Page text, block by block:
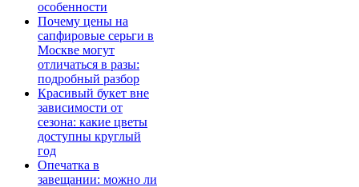
особенности
Почему цены на
сапфировые серьги в
Москве могут
отличаться в разы:
подробный разбор
Красивый букет вне
зависимости от
сезона: какие цветы
доступны круглый
год
Опечатка в
завещании: можно ли